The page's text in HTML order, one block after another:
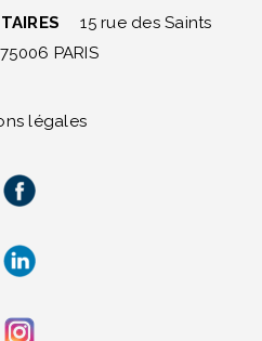
15 rue des Saints
PARIS
légales